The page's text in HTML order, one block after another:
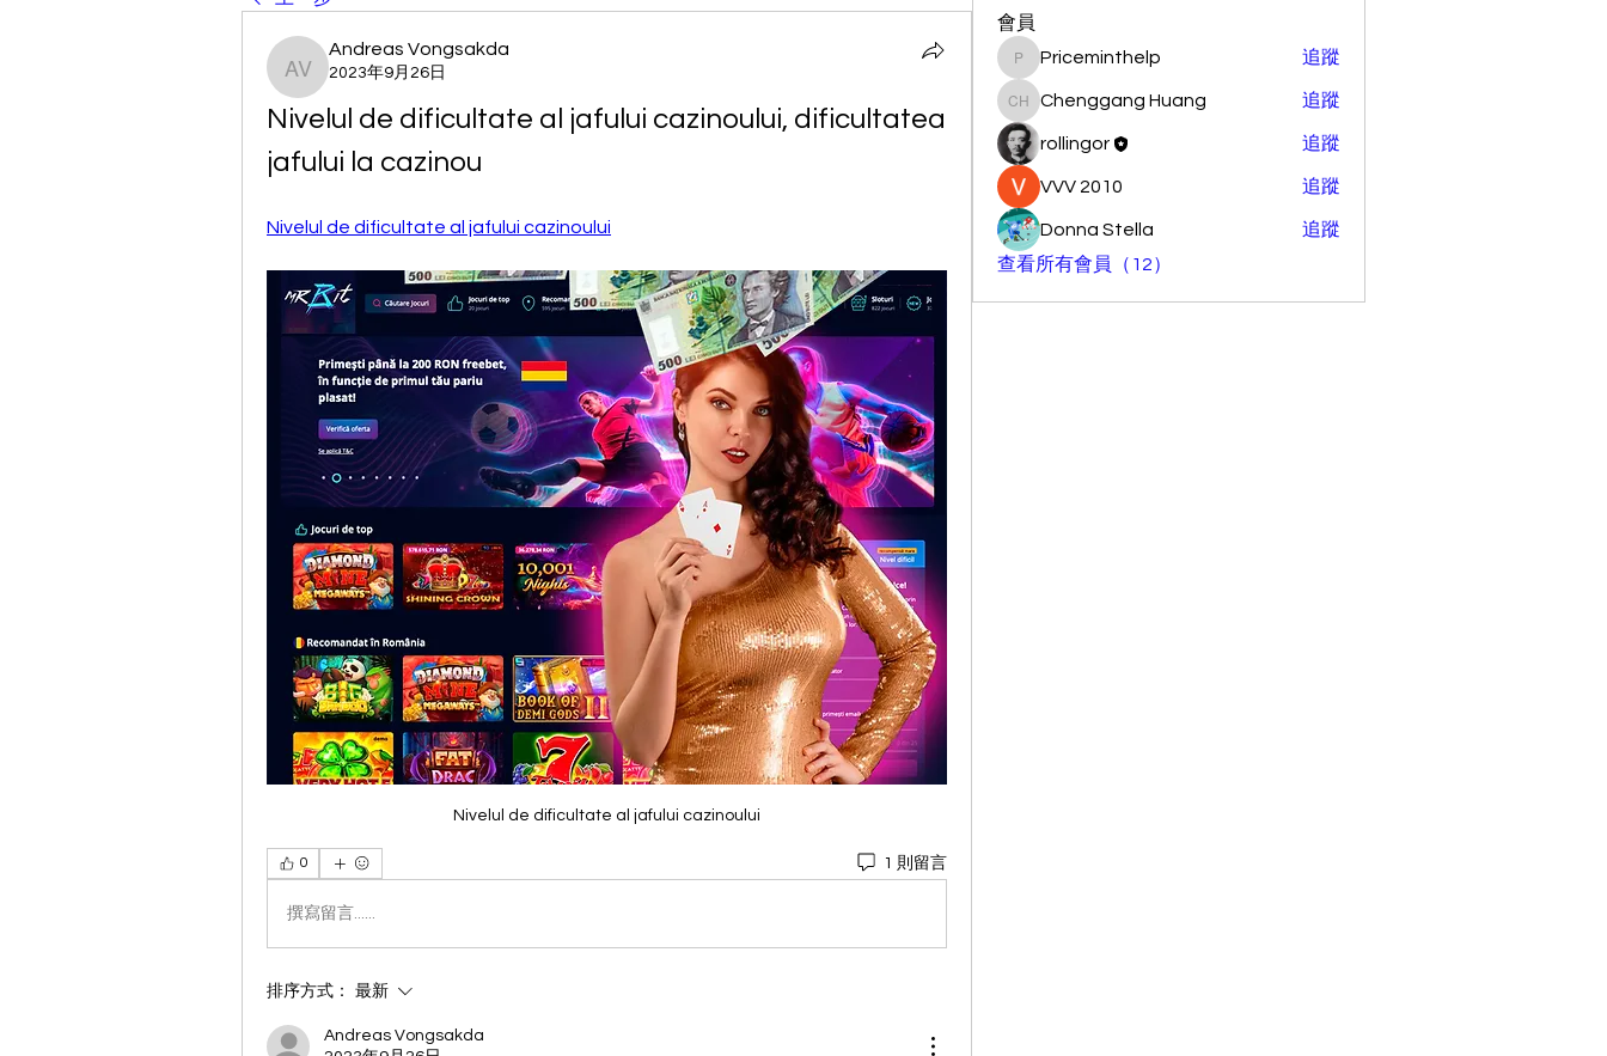
Andreas Vongsakda
Andreas Vongsakda
2023年9月26日
Nivelul de dificultate al jafului cazinoului, dificultatea
jafului la cazinou
Nivelul de dificultate al jafului cazinoului
Nivelul de dificultate al jafului cazinoului
0 1 則留言
撰寫留言......
排序方式： 最新
Andreas Vongsakda
會員
Priceminthelp
Priceminthelp 追蹤
Chenggang Huang
Chenggang Huang 追蹤
rollingor 追蹤
VVV 2010 追蹤
Donna Stella
追蹤
查看所有會員（12）